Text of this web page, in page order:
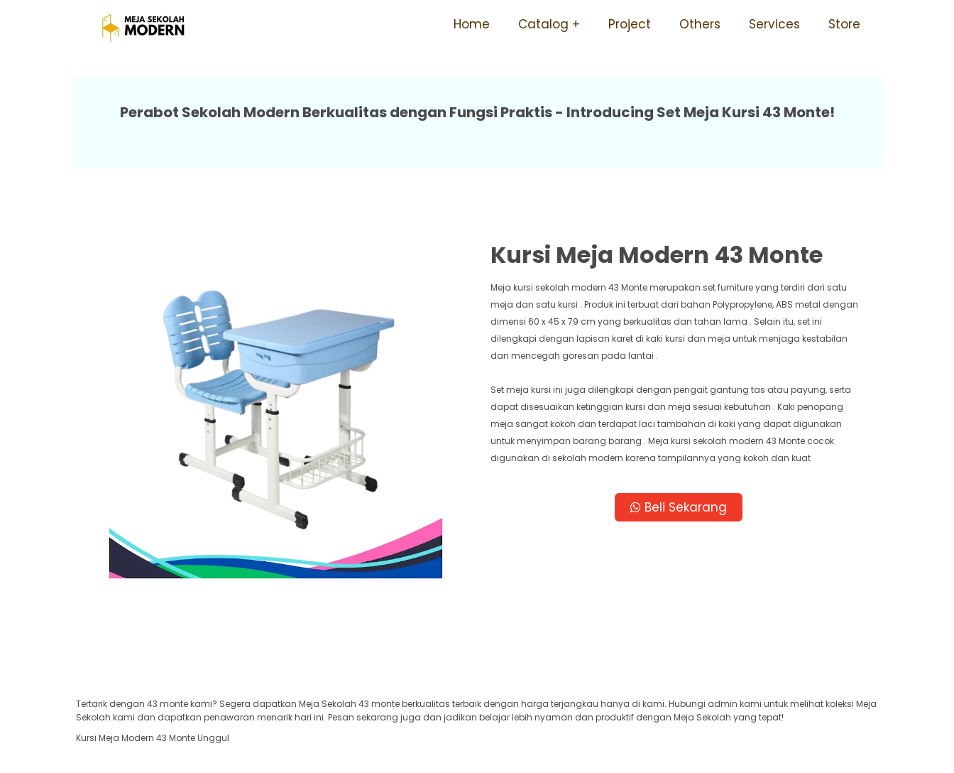
Home Catalog Project Others Services Store
Meja Sekolah Sma Berkualitas 43 Monte
Perabot Sekolah Modern Berkualitas dengan Fungsi Praktis - Introducing Set Meja Kursi 43 Monte!
Kursi Meja Modern 43 Monte
Meja kursi sekolah modern 43 Monte merupakan set furniture yang terdiri dari satu
meja dan satu kursi . Produk ini terbuat dari bahan Polypropylene, ABS metal dengan
dimensi 60 x 45 x 79 cm yang berkualitas dan tahan lama . Selain itu, set ini
dilengkapi dengan lapisan karet di kaki kursi dan meja untuk menjaga kestabilan
dan mencegah goresan pada lantai .
Set meja kursi ini juga dilengkapi dengan pengait gantung tas atau payung, serta
dapat disesuaikan ketinggian kursi dan meja sesuai kebutuhan . Kaki penopang
meja sangat kokoh dan terdapat laci tambahan di kaki yang dapat digunakan
untuk menyimpan barang barang . Meja kursi sekolah modern 43 Monte cocok
digunakan di sekolah modern karena tampilannya yang kokoh dan kuat
Beli Sekarang
Tertarik dengan 43 monte kami? Segera dapatkan Meja Sekolah 43 monte berkualitas terbaik dengan harga terjangkau hanya di kami. Hubungi admin kami untuk melihat koleksi Meja
Sekolah kami dan dapatkan penawaran menarik hari ini. Pesan sekarang juga dan jadikan belajar lebih nyaman dan produktif dengan Meja Sekolah yang tepat!
Kursi Meja Modern 43 Monte Unggul